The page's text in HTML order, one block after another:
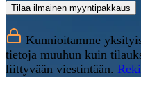
Tilaa ilmainen myyntipakkaus
Kunnioitamme
tietoja muuhun kuin
liittyvään viestintään.